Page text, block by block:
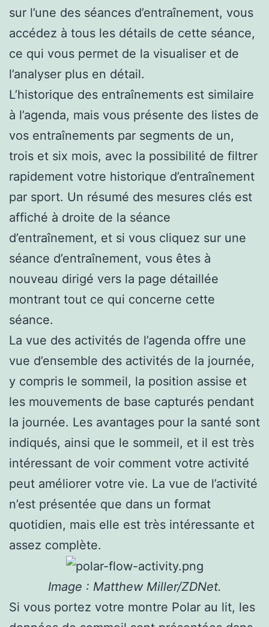
sur l’une des séances d’entraînement, vous
accédez à tous les détails de cette séance,
ce qui vous permet de la visualiser et de
l’analyser plus en détail.
L’historique des entraînements est similaire
à l’agenda, mais vous présente des listes de
vos entraînements par segments de un,
trois et six mois, avec la possibilité de filtrer
rapidement votre historique d’entraînement
par sport. Un résumé des mesures clés est
affiché à droite de la séance
d’entraînement, et si vous cliquez sur une
séance d’entraînement, vous êtes à
nouveau dirigé vers la page détaillée
montrant tout ce qui concerne cette
séance.
La vue des activités de l’agenda offre une
vue d’ensemble des activités de la journée,
y compris le sommeil, la position assise et
les mouvements de base capturés pendant
la journée. Les avantages pour la santé sont
indiqués, ainsi que le sommeil, et il est très
intéressant de voir comment votre activité
peut améliorer votre vie. La vue de l’activité
n’est présentée que dans un format
quotidien, mais elle est très intéressante et
assez complète.
Image : Matthew Miller/ZDNet.
Si vous portez votre montre Polar au lit, les